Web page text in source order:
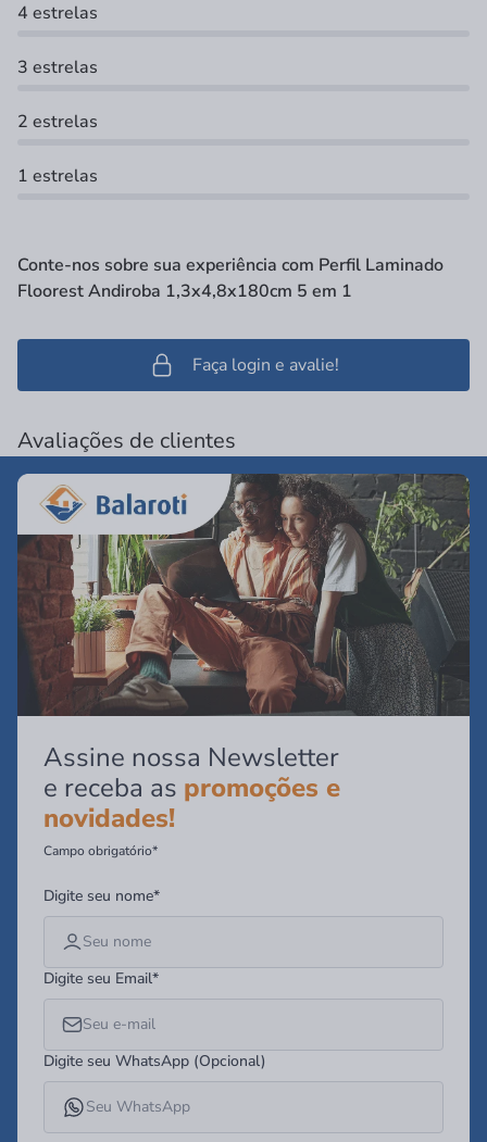
4 estrelas
3 estrelas
2 estrelas
1 estrelas
Conte-nos sobre sua experiência com Perfil Laminado
Floorest Andiroba 1,3x4,8x180cm 5 em 1
Faça login e avalie!
Avaliações de clientes
Assine nossa Newsletter
e receba as promoções e
novidades!
Campo obrigatório*
Digite seu nome*
Digite seu Email*
Digite seu WhatsApp (Opcional)